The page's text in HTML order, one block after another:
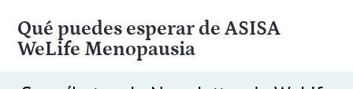
Qué puedes esperar de ASISA
WeLife Menopausia